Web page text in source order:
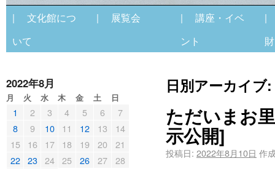
| 文化館につ
いて
| 展覧会
| 講座・イベ
ント
|
財
日別アーカイブ:
ただいまお
示公開]
投稿日: 2022年8月10日 作
2022年8月
月 火 水 木 金 土 日
1 2 3 4 5 6
7
8
9 10 11 12 13
14
15
16 17 18 19 20
21
22 23 24 25 26 27
28